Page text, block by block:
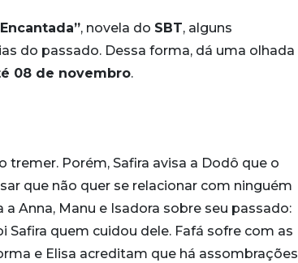
, novela do SBT, alguns
do passado. Dessa forma, dá uma olhada
08 de novembro.
tremer. Porém, Safira avisa a Dodô que o
que não quer se relacionar com ninguém
Anna, Manu e Isadora sobre seu passado:
quem cuidou dele. Fafá sofre com as
e Elisa acreditam que há assombrações